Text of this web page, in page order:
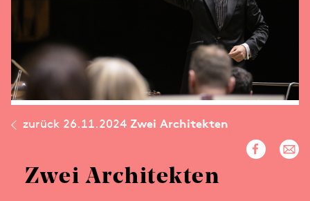
zurück 26.11.2024Zwei Architekten
Zwei Architekten